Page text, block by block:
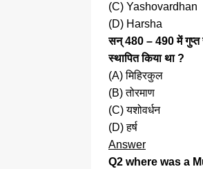
(C) Yashovardhan
(D) Harsha
सन् 480 – 490 में गुप्त
स्थापित किया था ?
(A) मिहिरकुल
(B) तोरमाण
(C) यशोवर्धन
(D) हर्ष
Answer
Q2 where was a